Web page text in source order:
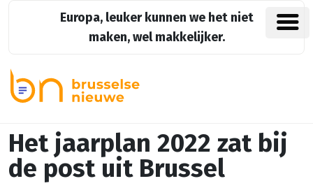
Europa, leuker kunnen we het niet
maken, wel makkelijker.
Het jaarplan 2022 zat bij
de post uit Brussel